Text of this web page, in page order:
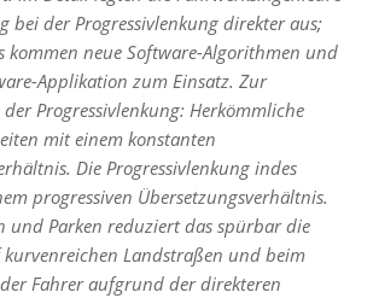
bei der Progressivlenkung direkter aus;
kommen neue Software-Algorithmen und
Applikation zum Einsatz. Zur
Progressivlenkung: Herkömmliche
mit einem konstanten
Die Progressivlenkung indes
progressiven Übersetzungsverhältnis.
und Parken reduziert das spürbar die
kurvenreichen Landstraßen und beim
Fahrer aufgrund der direkteren